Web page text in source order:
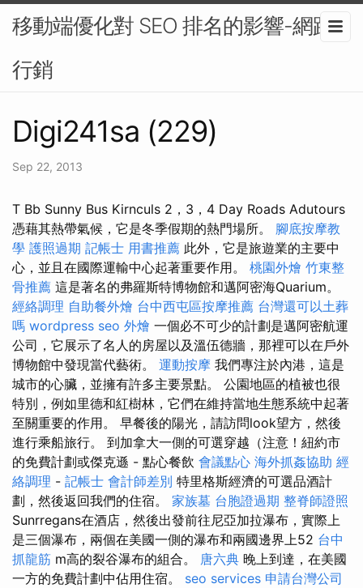
移動端優化對 SEO 排名的影響-網路
行銷
Digi241sa (229)
Sep 22, 2013
T Bb Sunny Bus Kirnculs 2，3，4 Day Roads Adutours
憑藉其熱帶氣候，它是冬季假期的熱門場所。 腳底按摩教
學 護照過期 記帳士 用書推薦 此外，它是旅遊業的主要中
心，並且在國際運輸中心起著重要作用。 桃園外燴 竹東整
骨推薦 這是著名的弗羅斯特博物館和邁阿密海Quarium。
經絡調理 自助餐外燴 台中西屯區按摩推薦 台灣還可以土葬
嗎 wordpress seo 外燴 一個必不可少的計劃是邁阿密航運
公司，它展示了名人的房屋以及溫伍德牆，那裡可以在戶外
博物館中發現當代藝術。 運動按摩 我們專注於內港，這是
城市的心臟，並擁有許多主要景點。 公園地區的植被也很
特別，例如里德和紅樹林，它們在維持當地生態系統中起著
至關重要的作用。 早餐後的陽光，請訪問look望方，然後
進行乘船旅行。 到加拿大一側的可選穿越（注意！紐約市
的免費計劃或傑克遜 - 點心餐飲 會議點心 海外抓姦協助 經
絡調理 - 記帳士 會計師差別 特里格斯經濟的可選品酒計
劃，然後返回我們的住宿。 家族墓 台胞證過期 整脊師證照
Sunrregans在酒店，然後出發前往尼亞加拉瀑布，實際上
是三個瀑布，兩個在美國一側的瀑布和兩國邊界上52 台中
抓龍筋 m高的裂谷瀑布的組合。 唐六典 晚上到達，在美國
一方的免費計劃中佔用住宿。 seo services 申請台灣公司